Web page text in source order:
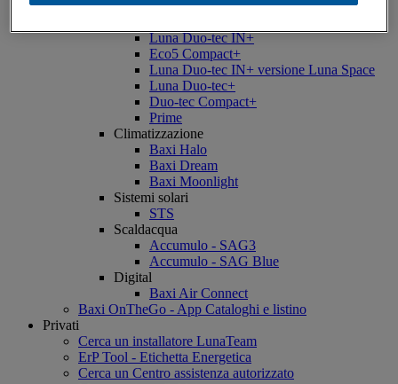
Luna Alux
Luna Duo-tec IN+
Eco5 Compact+
Luna Duo-tec IN+ versione Luna Space
Luna Duo-tec+
Duo-tec Compact+
Prime
Climatizzazione
Baxi Halo
Baxi Dream
Baxi Moonlight
Sistemi solari
STS
Scaldacqua
Accumulo - SAG3
Accumulo - SAG Blue
Digital
Baxi Air Connect
Baxi OnTheGo - App Cataloghi e listino
Privati
Cerca un installatore LunaTeam
ErP Tool - Etichetta Energetica
Cerca un Centro assistenza autorizzato